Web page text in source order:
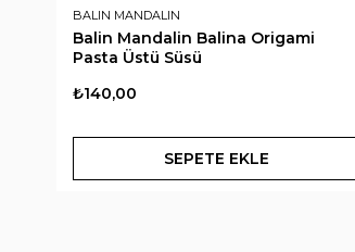
BALIN MANDALIN
Balin Mandalin Balina Origami
Pasta Üstü Süsü
₺140,00
SEPETE EKLE